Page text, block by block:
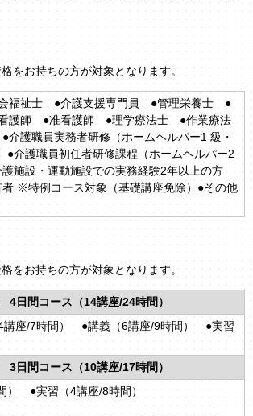
をお持ちの方が対象となります。
福祉士 ●介護支援専門員 ●管理栄養士 ●
護師 ●准看護師 ●理学療法士 ●作業療法
護職員実務者研修（ホームヘルパー1 級・
●介護職員初任者研修課程（ホームヘルパー2
施設・運動施設での実務経験2年以上の方
者 ※特例コース対象（基礎講座免除）●その他
をお持ちの方が対象となります。
日間コース（14講座/24時間）
講座/7時間） ●講義（6講座/9時間） ●実習
日間コース（10講座/17時間）
） ●実習（4講座/8時間）